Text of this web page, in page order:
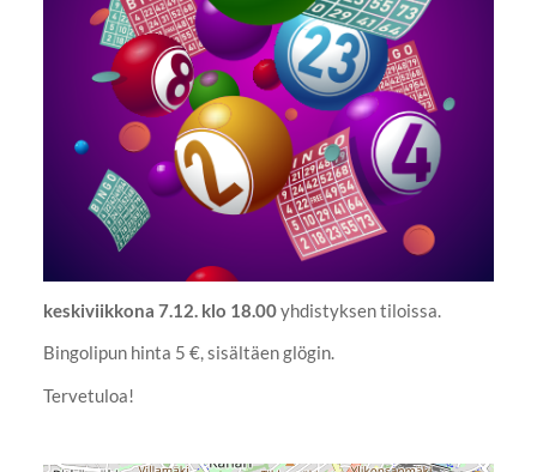
keskiviikkona 7.12. klo 18.00yhdistyksen tiloissa.
Bingolipun hinta 5 €, sisältäen glögin.
Tervetuloa!